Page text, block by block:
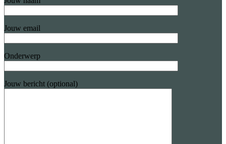
Jouw email
Onderwerp
Jouw bericht (optional)